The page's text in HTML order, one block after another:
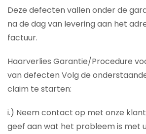
Deze defecten vallen onder de
na de dag van levering aan het
factuur.
Haarverlies Garantie/Procedure
van defecten Volg de
claim te starten:
i.) Neem contact op met onze
geef aan wat het probleem is met